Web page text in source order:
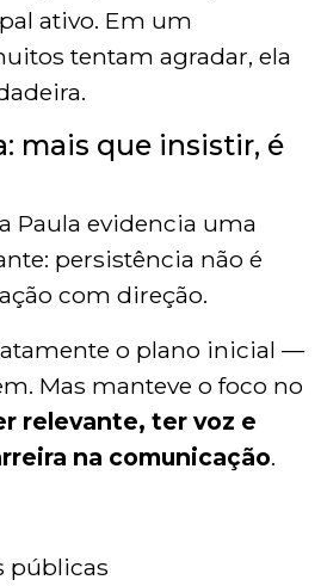
ativo. Em um
tentam agradar, ela
mais que insistir, é
Paula evidencia uma
persistência não é
com direção.
o plano inicial —
Mas manteve o foco no
relevante, ter voz e
na comunicação.
públicas